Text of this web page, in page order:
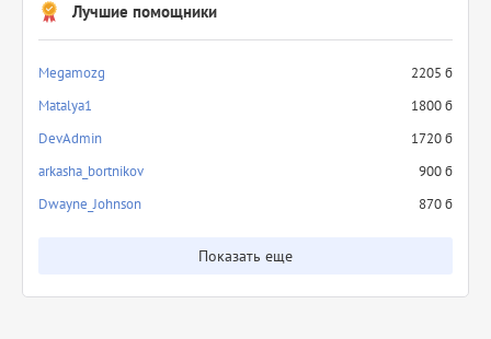
Лучшие помощники
Megamozg
2205 б
Matalya1
1800 б
DevAdmin
1720 б
arkasha_bortnikov
900 б
Dwayne_Johnson
870 б
Показать еще